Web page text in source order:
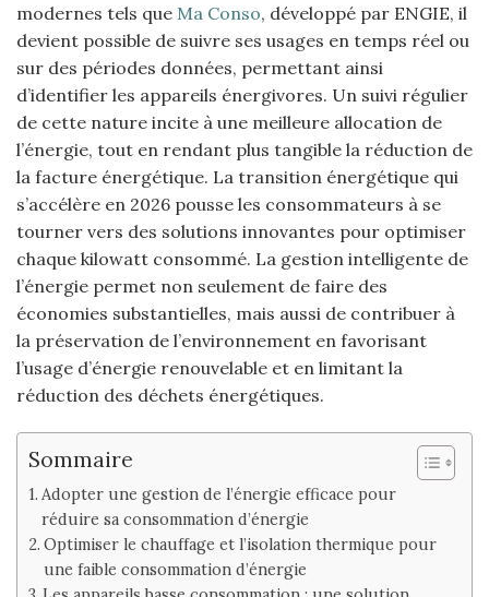
modernes tels que Ma Conso, développé par ENGIE, il
devient possible de suivre ses usages en temps réel ou
sur des périodes données, permettant ainsi
d’identifier les appareils énergivores. Un suivi régulier
de cette nature incite à une meilleure allocation de
l’énergie, tout en rendant plus tangible la réduction de
la facture énergétique. La transition énergétique qui
s’accélère en 2026 pousse les consommateurs à se
tourner vers des solutions innovantes pour optimiser
chaque kilowatt consommé. La gestion intelligente de
l’énergie permet non seulement de faire des
économies substantielles, mais aussi de contribuer à
la préservation de l’environnement en favorisant
l’usage d’énergie renouvelable et en limitant la
réduction des déchets énergétiques.
Sommaire
Adopter une gestion de l’énergie efficace pour
réduire sa consommation d’énergie
Optimiser le chauffage et l’isolation thermique pour
une faible consommation d’énergie